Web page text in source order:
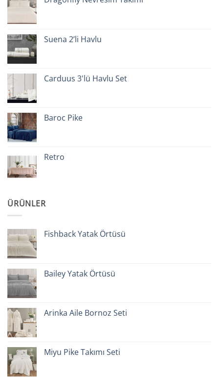
Suena 2’li Havlu
Carduus 3'lü Havlu Set
Baroc Pike
Retro
ÜRÜNLER
Fishback Yatak Örtüsü
Bailey Yatak Örtüsü
Arinka Aile Bornoz Seti
Miyu Pike Takımı Seti